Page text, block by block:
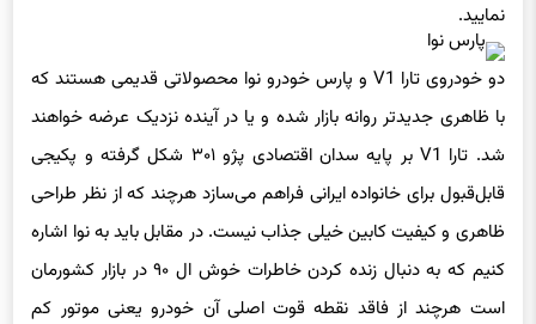
نمایید.
دو خودروی تارا V1 و پارس خودرو نوا محصولاتی قدیمی هستند که
با ظاهری جدیدتر روانه بازار شده و یا در آینده نزدیک عرضه خواهند
شد. تارا V1 بر پایه سدان اقتصادی پژو ۳۰۱ شکل گرفته و پکیجی
قابل‌قبول برای خانواده ایرانی فراهم می‌سازد هرچند که از نظر طراحی
ظاهری و کیفیت کابین خیلی جذاب نیست. در مقابل باید به نوا اشاره
کنیم که به دنبال زنده کردن خاطرات خوش ال ۹۰ در بازار کشورمان
است هرچند از فاقد نقطه قوت اصلی آن خودرو یعنی موتور کم